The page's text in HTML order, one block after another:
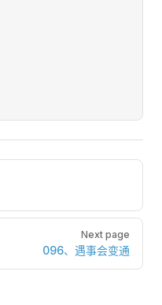
Next page
096、遇事会变通